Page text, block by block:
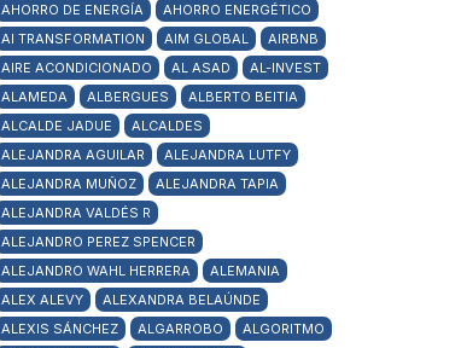
AHORRO DE ENERGÍA
AHORRO ENERGÉTICO
AI TRANSFORMATION
AIM GLOBAL
AIRBNB
AIRE ACONDICIONADO
AL ASAD
AL-INVEST
ALAMEDA
ALBERGUES
ALBERTO BEITIA
ALCALDE JADUE
ALCALDES
ALEJANDRA AGUILAR
ALEJANDRA LUTFY
ALEJANDRA MUÑOZ
ALEJANDRA TAPIA
ALEJANDRA VALDÉS R
ALEJANDRO PEREZ SPENCER
ALEJANDRO WAHL HERRERA
ALEMANIA
ALEX ALEVY
ALEXANDRA BELAÚNDE
ALEXIS SÁNCHEZ
ALGARROBO
ALGORITMO